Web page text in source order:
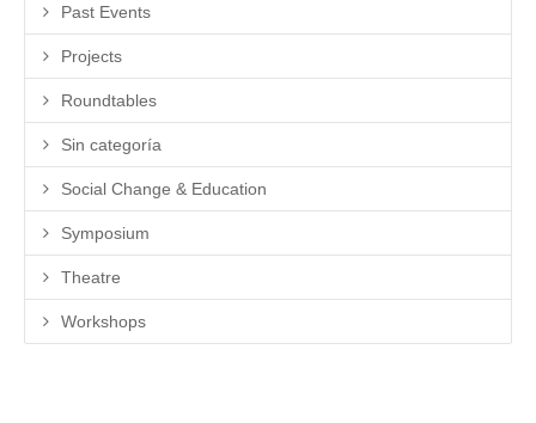
Past Events
Projects
Roundtables
Sin categoría
Social Change & Education
Symposium
Theatre
Workshops